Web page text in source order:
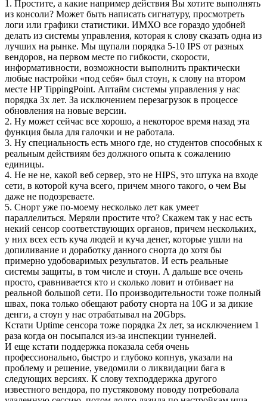
1. Простите, а какие например действия Вы хотите выполнять
из консоли? Может быть написать сигнатуру, просмотреть
логи или графики статистики. ИМХО все гораздо удобней
делать из системы управления, которая к слову сказать одна из
лучших на рынке. Мы щупали порядка 5-10 IPS от разных
вендоров, на первом месте по гибкости, скорости,
информативности, возможности выполнить практически
любые настройки «под себя» был стоун, к слову на втором
месте HP TippingPoint. Аптайм системы управления у нас
порядка 3х лет. За исключением перезагрузок в процессе
обновления на новые версии.
2. Ну может сейчас все хорошо, а некоторое время назад эта
функция была для галочки и не работала.
3. Ну специальность есть много где, но студентов способных к
реальным действиям без должного опыта к сожалению
единицы.
4. Не не не, какой веб сервер, это не HIPS, это штука на входе
сети, в которой куча всего, причем много такого, о чем Вы
даже не подозреваете.
5. Снорт уже по-моему несколько лет как умеет
параллелиться. Меряли простите что? Скажем так у нас есть
некий сенсор соответствующих органов, причем нескольких,
у них всех есть куча людей и куча денег, которые ушли на
допиливание и доработку данного снорта до хотя бы
примерно удобоваримых результатов. И есть реальные
системы защиты, в том числе и стоун. А дальше все очень
просто, сравнивается кто и сколько ловит и отбивает на
реальной большой сети. По производительности тоже полный
швах, пока только обещают работу снорта на 10G и за дикие
денги, а стоун у нас отрабатывал на 20Gbps.
Кстати Uptime сенсора тоже порядка 2х лет, за исключением 1
раза когда он посыпался из-за инспекции туннелей.
И еще кстати поддержка показала себя очень
профессионально, быстро и глубоко копнув, указали на
проблему и решение, уведомили о ликвидации бага в
следующих версиях. К слову техподдержка другого
известного вендора, по пустяковому поводу потребовала